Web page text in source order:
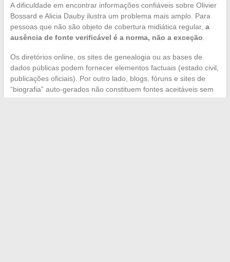
A dificuldade em encontrar informações confiáveis sobre Olivier
Bossard e Alicia Dauby ilustra um problema mais amplo. Para
pessoas que não são objeto de cobertura midiática regular, a
ausência de fonte verificável é a norma, não a exceção.
Os diretórios online, os sites de genealogia ou as bases de
dados públicas podem fornecer elementos factuais (estado civil,
publicações oficiais). Por outro lado, blogs, fóruns e sites de
“biografia” auto-gerados não constituem fontes aceitáveis sem